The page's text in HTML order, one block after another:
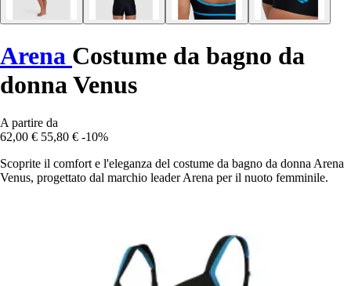
Arena Costume da bagno da
donna Venus
A partire da
62,00 € 55,80 € -10%
Scoprite il comfort e l'eleganza del costume da bagno da donna Arena
Venus, progettato dal marchio leader Arena per il nuoto femminile.